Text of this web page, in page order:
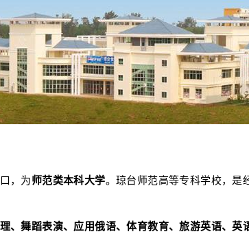
，为师范类本科大学。琼台师范高等专科学校，是
、舞蹈表演、应用俄语、体育教育、旅游英语、英